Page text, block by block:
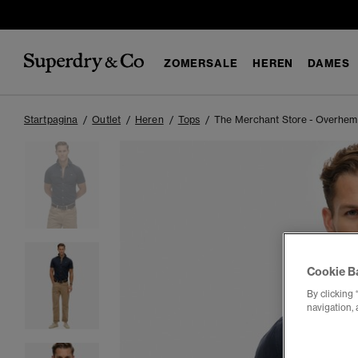
ZOMERSALE HEREN DAMES
Startpagina Outlet Heren Tops The Merchant Store -
Cookie
By clicking
navigation,